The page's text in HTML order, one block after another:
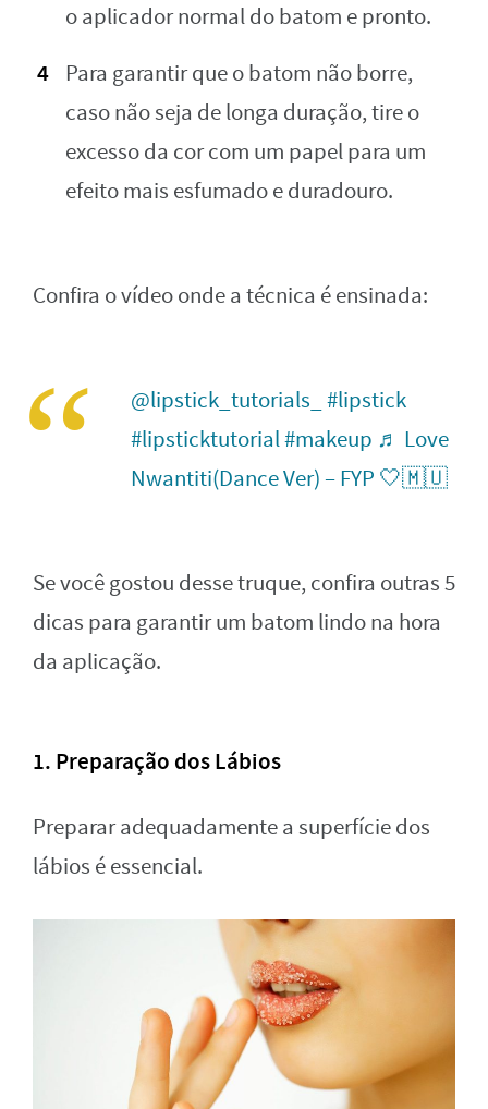
o aplicador normal do batom e pronto.
Para garantir que o batom não borre,
caso não seja de longa duração, tire o
excesso da cor com um papel para um
efeito mais esfumado e duradouro.
Confira o vídeo onde a técnica é ensinada:
@lipstick_tutorials_ #lipstick
#lipsticktutorial#makeup ♬ Love
Nwantiti(Dance Ver) – FYP 🤍🇲🇺
Se você gostou desse truque, confira outras 5
dicas para garantir um batom lindo na hora
da aplicação.
1. Preparação dos Lábios
Preparar adequadamente a superfície dos
lábios é essencial.